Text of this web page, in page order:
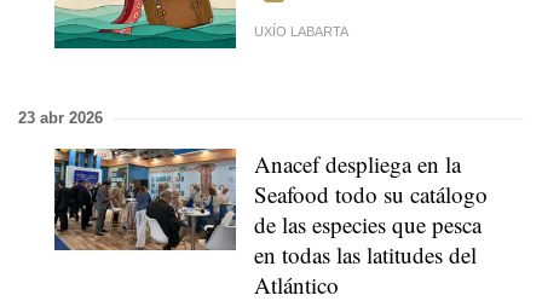
UXÍO LABARTA
23 abr 2026
Anacef despliega en la
Seafood todo su catálogo
de las especies que pesca
en todas las latitudes del
Atlántico